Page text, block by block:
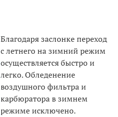
Благодаря заслонке переход
с летнего на зимний режим
осуществляется быстро и
легко. Обледенение
воздушного фильтра и
карбюратора в зимнем
режиме исключено.